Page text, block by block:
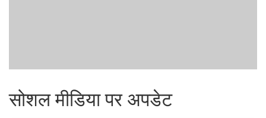
सोशल मीडिया पर अपडेट